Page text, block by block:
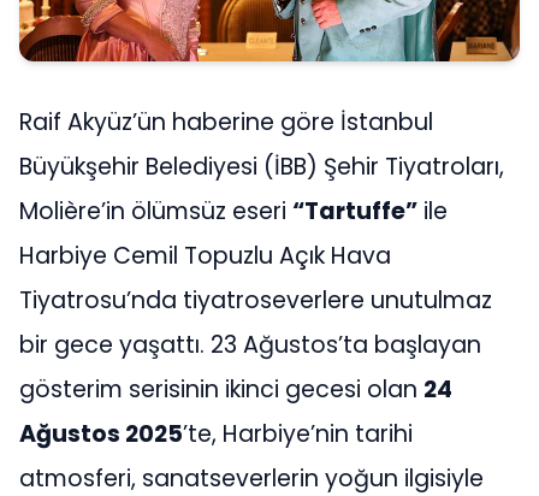
Raif Akyüz’ün haberine göre İstanbul
Büyükşehir Belediyesi (İBB) Şehir Tiyatroları,
Molière’in ölümsüz eseri “Tartuffe” ile
Harbiye Cemil Topuzlu Açık Hava
Tiyatrosu’nda tiyatroseverlere unutulmaz
bir gece yaşattı. 23 Ağustos’ta başlayan
gösterim serisinin ikinci gecesi olan 24
Ağustos 2025’te, Harbiye’nin tarihi
atmosferi, sanatseverlerin yoğun ilgisiyle